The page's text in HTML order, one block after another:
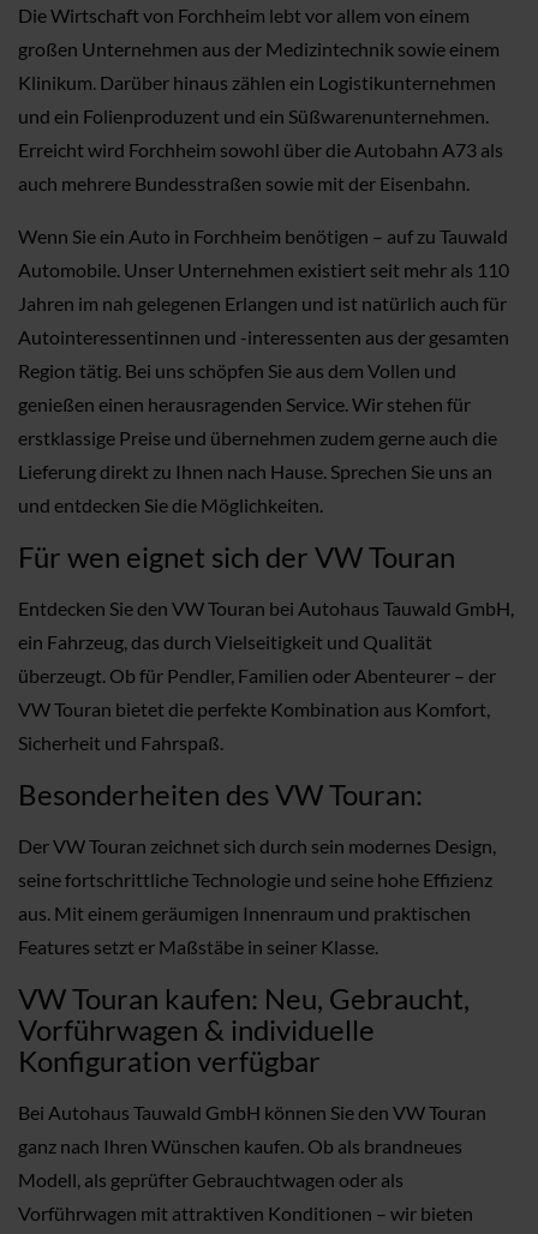
Die Wirtschaft von Forchheim lebt vor allem von einem
großen Unternehmen aus der Medizintechnik sowie einem
Klinikum. Darüber hinaus zählen ein Logistikunternehmen
und ein Folienproduzent und ein Süßwarenunternehmen.
Erreicht wird Forchheim sowohl über die Autobahn A73 als
auch mehrere Bundesstraßen sowie mit der Eisenbahn.
Wenn Sie ein Auto in Forchheim benötigen – auf zu Tauwald
Automobile. Unser Unternehmen existiert seit mehr als 110
Jahren im nah gelegenen Erlangen und ist natürlich auch für
Autointeressentinnen und -interessenten aus der gesamten
Region tätig. Bei uns schöpfen Sie aus dem Vollen und
genießen einen herausragenden Service. Wir stehen für
erstklassige Preise und übernehmen zudem gerne auch die
Lieferung direkt zu Ihnen nach Hause. Sprechen Sie uns an
und entdecken Sie die Möglichkeiten.
Für wen eignet sich der VW Touran
Entdecken Sie den VW Touran bei Autohaus Tauwald GmbH,
ein Fahrzeug, das durch Vielseitigkeit und Qualität
überzeugt. Ob für Pendler, Familien oder Abenteurer – der
VW Touran bietet die perfekte Kombination aus Komfort,
Sicherheit und Fahrspaß.
Besonderheiten des VW Touran:
Der VW Touran zeichnet sich durch sein modernes Design,
seine fortschrittliche Technologie und seine hohe Effizienz
aus. Mit einem geräumigen Innenraum und praktischen
Features setzt er Maßstäbe in seiner Klasse.
VW Touran kaufen: Neu, Gebraucht,
Vorführwagen & individuelle
Konfiguration verfügbar
Bei Autohaus Tauwald GmbH können Sie den VW Touran
ganz nach Ihren Wünschen kaufen. Ob als brandneues
Modell, als geprüfter Gebrauchtwagen oder als
Vorführwagen mit attraktiven Konditionen – wir bieten